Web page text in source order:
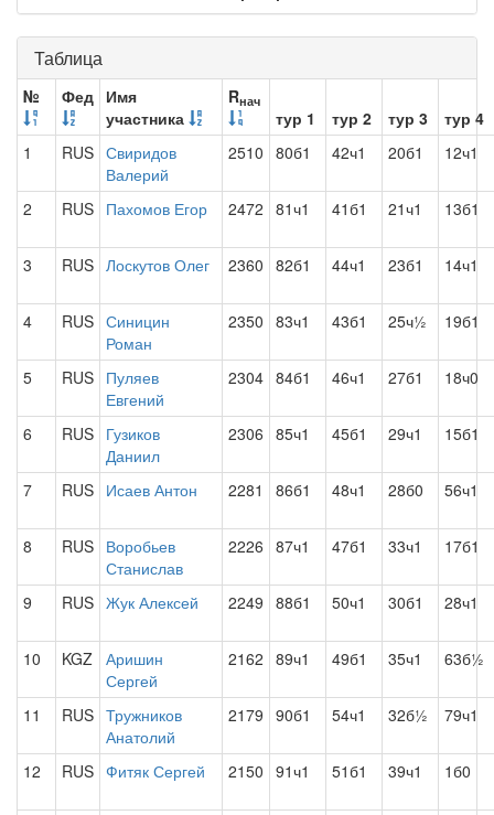
Таблица
№ Фед Имя
участника
Rнач
тур 1 тур 2 тур 3
тур 4
1
RUS Свиридов
Валерий
2510 80б1 42ч1 20б1 12ч1
2 RUS Пахомов Егор 2472 81ч1 41б1 21ч1 13б1
3 RUS Лоскутов Олег 2360 82б1 44ч1 23б1 14ч1
4 RUS Синицин
Роман
2350 83ч1 43б1 25ч½ 19б1
5 RUS Пуляев
Евгений
2304 84б1 46ч1 27б1 18ч0
6 RUS Гузиков
Даниил
2306 85ч1 45б1 29ч1 15б1
7 RUS Исаев Антон 2281 86б1 48ч1 28б0 56ч1
8 RUS Воробьев
Станислав
2226 87ч1 47б1 33ч1 17б1
9 RUS Жук Алексей 2249 88б1 50ч1 30б1 28ч1
10 KGZ Аришин
Сергей
2162 89ч1 49б1 35ч1 63б½
11 RUS Тружников
Анатолий
2179 90б1 54ч1 32б½ 79ч1
12 RUS Фитяк Сергей 2150 91ч1 51б1 39ч1 1б0